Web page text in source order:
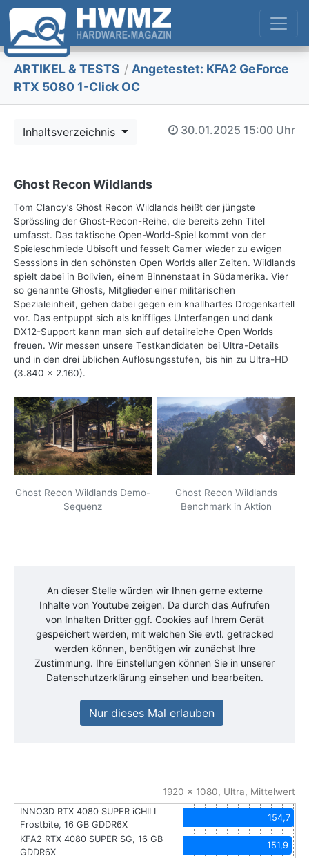
ARTIKEL & TESTS / Angetestet: KFA2 GeForce
RTX 5080 1-Click OC
Inhaltsverzeichnis 30.01.2025 15:00 Uhr
Ghost Recon Wildlands
Tom Clancy’s Ghost Recon Wildlands heißt der jüngste
Sprössling der Ghost-Recon-Reihe, die bereits zehn Titel
umfasst. Das taktische Open-World-Spiel kommt von der
Spieleschmiede Ubisoft und fesselt Gamer wieder zu ewigen
Sesssions in den schönsten Open Worlds aller Zeiten. Wildlands
spielt dabei in Bolivien, einem Binnenstaat in Südamerika. Vier
so genannte Ghosts, Mitglieder einer militärischen
Spezialeinheit, gehen dabei gegen ein knallhartes Drogenkartell
vor. Das entpuppt sich als kniffliges Unterfangen und dank
DX12-Support kann man sich auf detailreiche Open Worlds
freuen. Wir messen unsere Testkandidaten bei Ultra-Details
und in den drei üblichen Auflösungsstufen, bis hin zu Ultra-HD
(3.840 x 2.160).
Ghost Recon Wildlands Demo-
Sequenz
Ghost Recon Wildlands
Benchmark in Aktion
An dieser Stelle würden wir Ihnen gerne externe
Inhalte von Youtube zeigen. Da durch das Aufrufen
von Inhalten Dritter ggf. Cookies auf Ihrem Gerät
gespeichert werden, mit welchen Sie evtl. getracked
werden können, benötigen wir zunächst Ihre
Zustimmung. Ihre Einstellungen können Sie in unserer
Datenschutzerklärung einsehen und bearbeiten.
Nur dieses Mal erlauben
1920 x 1080, Ultra, Mittelwert
INNO3D RTX 4080 SUPER iCHILL
Frostbite, 16 GB GDDR6X
154,7
KFA2 RTX 4080 SUPER SG, 16 GB
GDDR6X
151,9